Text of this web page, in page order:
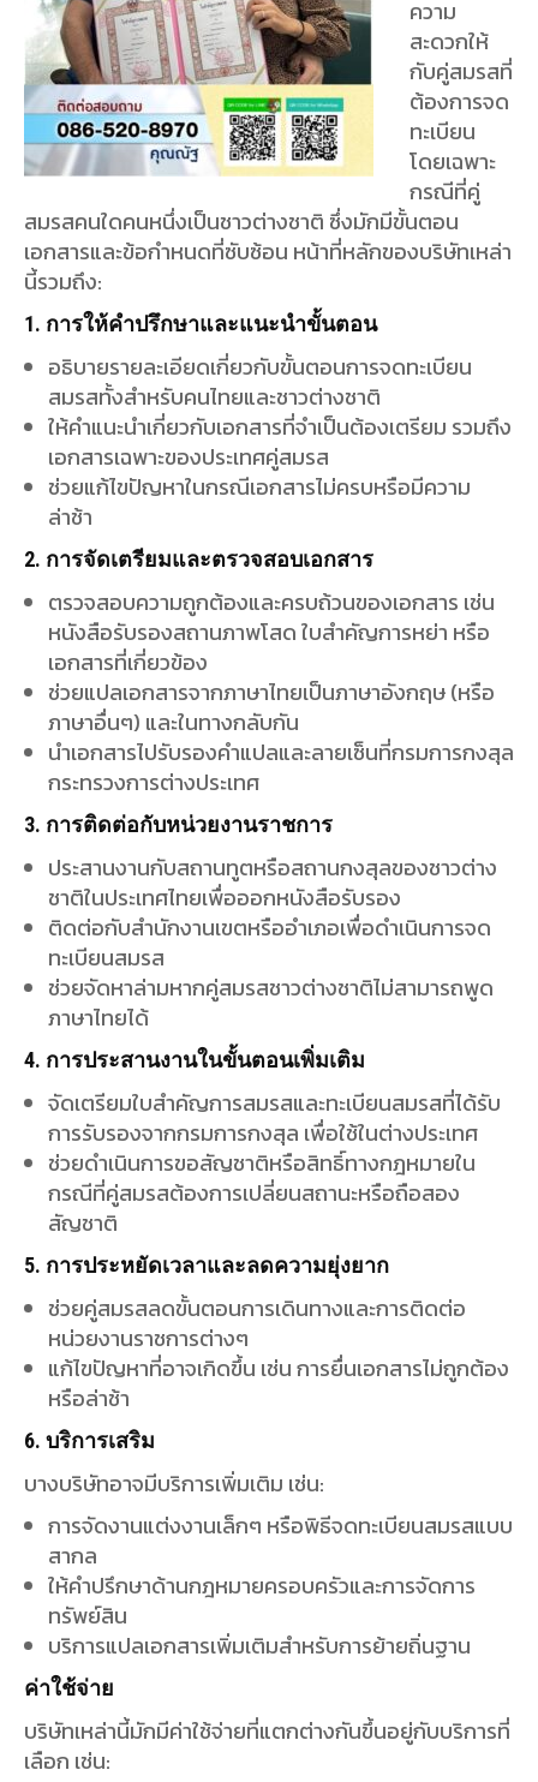
1. การให้คำปรึกษาและแนะนำขั้นตอน
อธิบายรายละเอียดเกี่ยวกับขั้นตอนการจดทะเบียน
สมรสทั้งสำหรับคนไทยและชาวต่างชาติ
ให้คำแนะนำเกี่ยวกับเอกสารที่จำเป็นต้องเตรียม รวมถึง
เอกสารเฉพาะของประเทศคู่สมรส
ช่วยแก้ไขปัญหาในกรณีเอกสารไม่ครบหรือมีความ
ล่าช้า
2. การจัดเตรียมและตรวจสอบเอกสาร
ตรวจสอบความถูกต้องและครบถ้วนของเอกสาร เช่น
หนังสือรับรองสถานภาพโสด ใบสำคัญการหย่า หรือ
เอกสารที่เกี่ยวข้อง
ช่วยแปลเอกสารจากภาษาไทยเป็นภาษาอังกฤษ (หรือ
ภาษาอื่นๆ) และในทางกลับกัน
นำเอกสารไปรับรองคำแปลและลายเซ็นที่กรมการกงสุล
กระทรวงการต่างประเทศ
3. การติดต่อกับหน่วยงานราชการ
ประสานงานกับสถานทูตหรือสถานกงสุลของชาวต่าง
ชาติในประเทศไทยเพื่อออกหนังสือรับรอง
ติดต่อกับสำนักงานเขตหรืออำเภอเพื่อดำเนินการจด
ทะเบียนสมรส
ช่วยจัดหาล่ามหากคู่สมรสชาวต่างชาติไม่สามารถพูด
ภาษาไทยได้
4. การประสานงานในขั้นตอนเพิ่มเติม
การรับรองจากกรมการกงสุล เพื่อใช้ในต่างประเทศ
ช่วยดำเนินการขอสัญชาติหรือสิทธิ์ทางกฎหมายใน
กรณีที่คู่สมรสต้องการเปลี่ยนสถานะหรือถือสอง
สัญชาติ
5. การประหยัดเวลาและลดความยุ่งยาก
ช่วยคู่สมรสลดขั้นตอนการเดินทางและการติดต่อ
หน่วยงานราชการต่างๆ
แก้ไขปัญหาที่อาจเกิดขึ้น เช่น การยื่นเอกสารไม่ถูกต้อง
หรือล่าช้า
6. บริการเสริม
บางบริษัทอาจมีบริการเพิ่มเติม เช่น:
การจัดงานแต่งงานเล็กๆ หรือพิธีจดทะเบียนสมรสแบบ
สากล
ให้คำปรึกษาด้านกฎหมายครอบครัวและการจัดการ
ทรัพย์สิน
บริการแปลเอกสารเพิ่มเติมสำหรับการย้ายถิ่นฐาน
ค่าใช้จ่าย
บริษัทเหล่านี้มักมีค่าใช้จ่ายที่แตกต่างกันขึ้นอยู่กับบริการที่
บริการพื้นฐาน: 5,000-10,000 บาท (ไม่รวมค่า
ธรรมเนียมราชการ)
บริการแบบครบวงจร: 15,000-30,000 บาท หรือ
มากกว่าในกรณีที่ซับซ้อน
ข้อดีของการใช้บริการบริษัทรับจดทะเบียนสมรสคือช่วย
ประหยัดเวลา ลดความยุ่งยากในขั้นตอนต่างๆ และมั่นใจ
ได้ว่าการดำเนินการถูกต้องตามกฎหมาย หากคุณ
ต้องการทราบข้อมูลเพิ่มเติมเกี่ยวกับบริษัทที่ให้บริการนี้
สามารถสอบถามเพิ่มเติมได้ค่ะ!